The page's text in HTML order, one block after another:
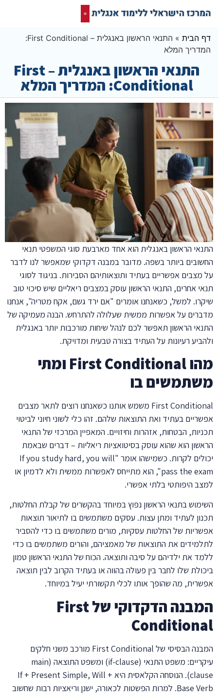
דף הבית »
התנאי הראשון באנגלית – First Conditional:
המדריך המלא
התנאי הראשון באנגלית – First
Conditional: המדריך המלא
התנאי הראשון באנגלית הוא אחד מארבעת סוגי המשפטי תנאי
החשובים ביותר בשפה. מדובר במבנה דקדוקי שמאפשר לנו לדבר
על מצבים אפשריים בעתיד ותוצאותיהם הסבירות. בניגוד לסוגי
תנאי אחרים, התנאי הראשון עוסק במצבים ריאליים שיש סיכוי טוב
שיקרו. למשל, כשאנחנו אומרים "אם ירד גשם, אקח מטריה", אנחנו
מדברים על אפשרות ממשית שעלולה להתרחש. הבנה מעמיקה של
התנאי הראשון תאפשר לכם לנהל שיחות מורכבות יותר באנגלית
ולהביע רעיונות על העתיד בצורה טבעית ומדויקת.
מהו First Conditional ומתי
משתמשים בו
First Conditional משמש אותנו כשאנחנו רוצים לתאר מצבים
אפשריים בעתיד ואת התוצאות שלהם. זהו כלי לשוני חיוני לביטוי
תכניות, הבטחות, אזהרות וחיזויים. המאפיין המרכזי של התנאי
הראשון הוא שהוא עוסק בסיטואציות ריאליות – דברים שבאמת
יכולים לקרות. כשמישהו אומר "If you study hard, you will
pass the exam", הוא מתייחס לאפשרות ממשית ולא לדמיון או
למצב היפותטי בלתי אפשרי.
השימוש בתנאי הראשון נפוץ במיוחד בהקשרים של קבלת החלטות,
תכנון לעתיד ומתן עצות. עסקים משתמשים בו לתיאור תוצאות
אפשריות של החלטות עסקיות, מורים משתמשים בו כדי להסביר
לתלמידים את התוצאות של מאמציהם, והורים משתמשים בו כדי
ללמד את ילדיהם על סיבה ותוצאה. הכוח של התנאי הראשון טמון
ביכולת שלו לחבר בין פעולה בהווה או בעתיד הקרוב לבין תוצאה
אפשרית, מה שהופך אותו לכלי תקשורתי יעיל במיוחד.
המבנה הדקדוקי של First
Conditional
המבנה הבסיסי של First Conditional מורכב משני חלקים
עיקריים: משפט התנאי (if-clause) ומשפט התוצאה (main
clause). הנוסחה הקלאסית היא If + Present Simple, Will +
Base Verb. למרות הפשטות לכאורה, ישנן וריאציות רבות שחשוב